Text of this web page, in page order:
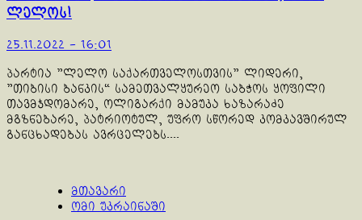
ლელოს!
25.11.2022 - 16:01
პარტია "ლელო საქართველოსთვის" ლიდერი,
"თიბისი ბანკის“ სამეთვალყურეო საბჭოს ყოფილი
თავმჯდომარე, ოლიგარქი მამუკა ხაზარაძე
მგზნებარე, პატრიოტულ, უფრო სწორედ კომკავშირულ
განცხადებას ავრცელებს....
მთავარი
ომი უკრაინაში